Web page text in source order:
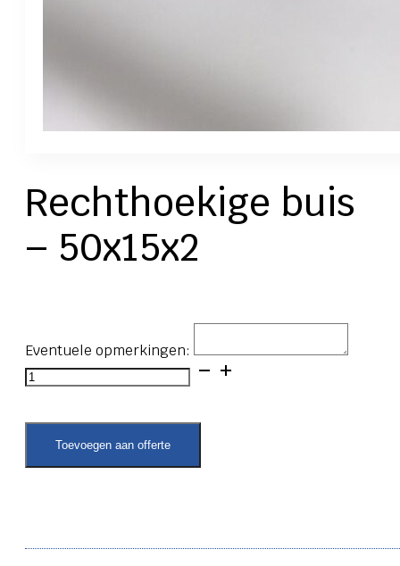
Rechthoekige buis
– 50x15x2
Eventuele opmerkingen:
Rechthoekige
buis
50x15x2
aantalToevoegen aan offerte